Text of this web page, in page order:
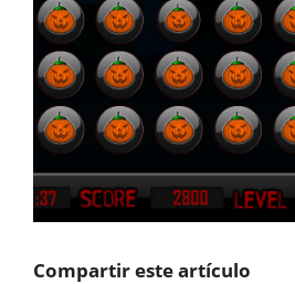
Compartir este artículo